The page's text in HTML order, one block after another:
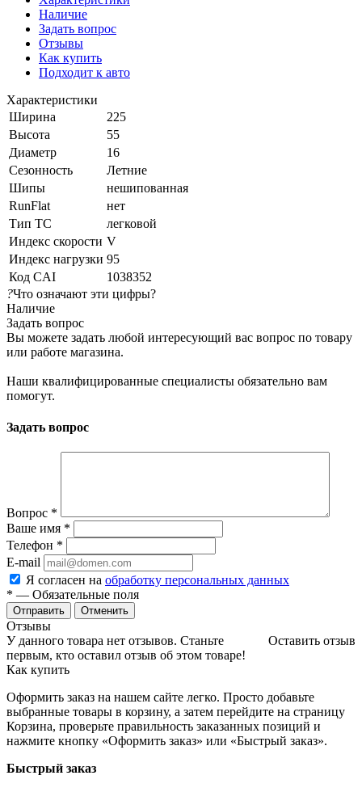
Наличие
Задать вопрос
Отзывы
Как купить
Подходит к авто
Характеристики
Ширина
225
Высота
55
Диаметр
16
Сезонность
Летние
Шипы
нешипованная
RunFlat
нет
Тип ТС
легковой
Индекс скорости V
Индекс нагрузки 95
Код CAI
1038352
?Что означают эти цифры?
Наличие
Задать вопрос
Вы можете задать любой интересующий вас вопрос по товару
или работе магазина.
Наши квалифицированные специалисты обязательно вам
помогут.
Задать вопрос
Вопрос *
Ваше имя *
Телефон *
E-mail
Я согласен на обработку персональных данных
* — Обязательные поля
Отменить
Отзывы
Оставить отзыв
У данного товара нет отзывов. Станьте
первым, кто оставил отзыв об этом товаре!
Как купить
Оформить заказ на нашем сайте легко. Просто добавьте
выбранные товары в корзину, а затем перейдите на страницу
Корзина, проверьте правильность заказанных позиций и
нажмите кнопку «Оформить заказ» или «Быстрый заказ».
Быстрый заказ